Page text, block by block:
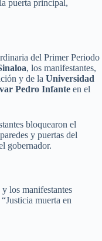
puerta principal,
del Primer Periodo
, los manifestantes,
y de la Universidad
Pedro Infante en el
bloquearon el
y puertas del
gobernador.
los manifestantes
muerta en